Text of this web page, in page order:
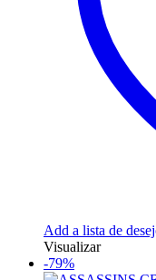
Add a lista de
Visualizar
-79%